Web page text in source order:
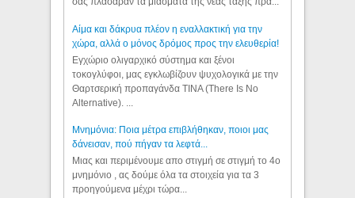
Αίμα και δάκρυα πλέον η εναλλακτική για την
χώρα, αλλά ο μόνος δρόμος προς την ελευθερία!
Εγχώριο ολιγαρχικό σύστημα και ξένοι
τοκογλύφοι, μας εγκλωβίζουν ψυχολογικά με την
Θαρτσερική προπαγάνδα TINA (There Is No
Alternative). ...
Μνημόνια: Ποια μέτρα επιβλήθηκαν, ποιοι μας
δάνεισαν, πού πήγαν τα λεφτά...
Μιας και περιμένουμε απο στιγμή σε στιγμή το 4ο
μνημόνιο , ας δούμε όλα τα στοιχεία για τα 3
προηγούμενα μέχρι τώρα...